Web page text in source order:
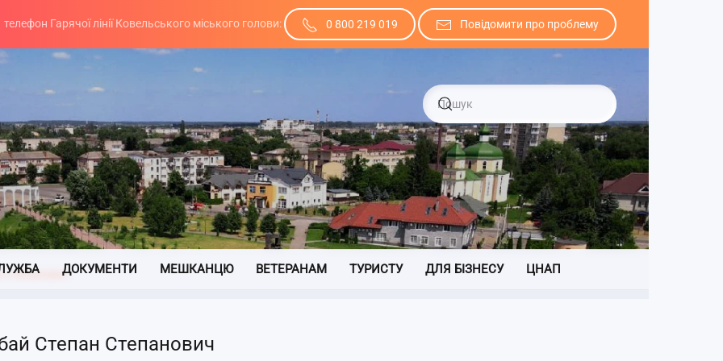
телефон Гарячої лінії Ковельського міського голови: 0 800 219 019 Повідомити про проблему
ДОКУМЕНТИ МЕШКАНЦЮ ВЕТЕРАНАМ ТУРИСТУ ДЛЯ БІЗНЕСУ ЦНАП
Степанович
Степан Степанович